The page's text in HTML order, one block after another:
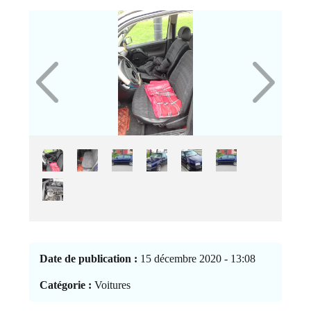
Date de publication : 15 décembre 2020 - 13:08
Catégorie : Voitures